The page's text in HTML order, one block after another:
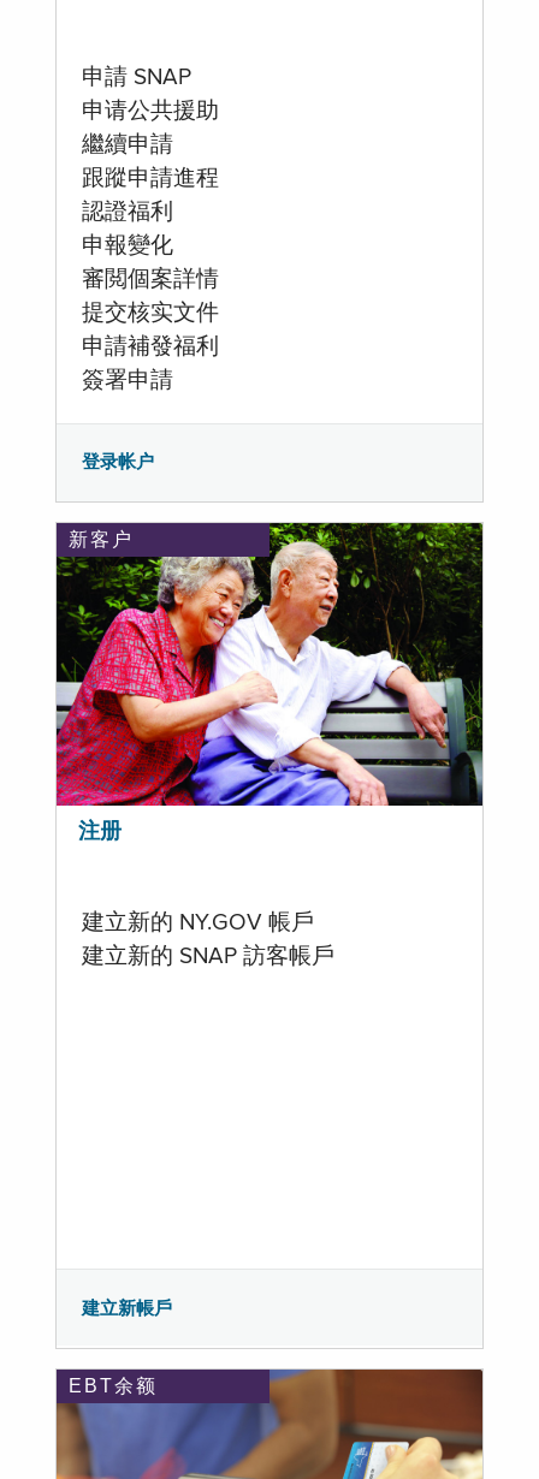
申請 SNAP
申请公共援助
繼續申請
跟蹤申請進程
認證福利
申報變化
審閲個案詳情
提交核实文件
申請補發福利
簽署申請
登录帐户
新客户
注册
建立新的 NY.GOV 帳戶
建立新的 SNAP 訪客帳戶
建立新帳戶
EBT余额